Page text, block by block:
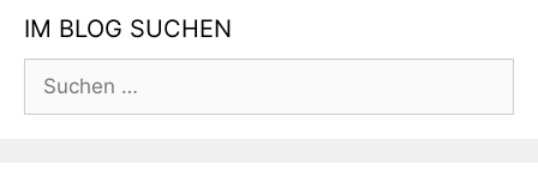
IM BLOG SUCHEN
Suchen
nach: